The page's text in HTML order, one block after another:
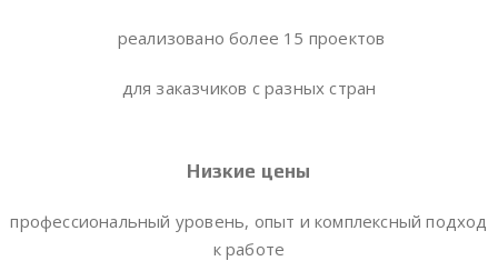
реализовано более 15 проектов
для заказчиков с разных стран
Низкие цены
профессиональный уровень, опыт и комплексный подход
к работе